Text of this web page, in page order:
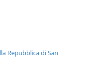
Repubblica di San